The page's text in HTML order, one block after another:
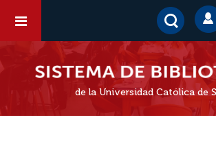
de la Universidad Católica de